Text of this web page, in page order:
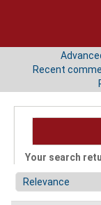
Recent
Your search